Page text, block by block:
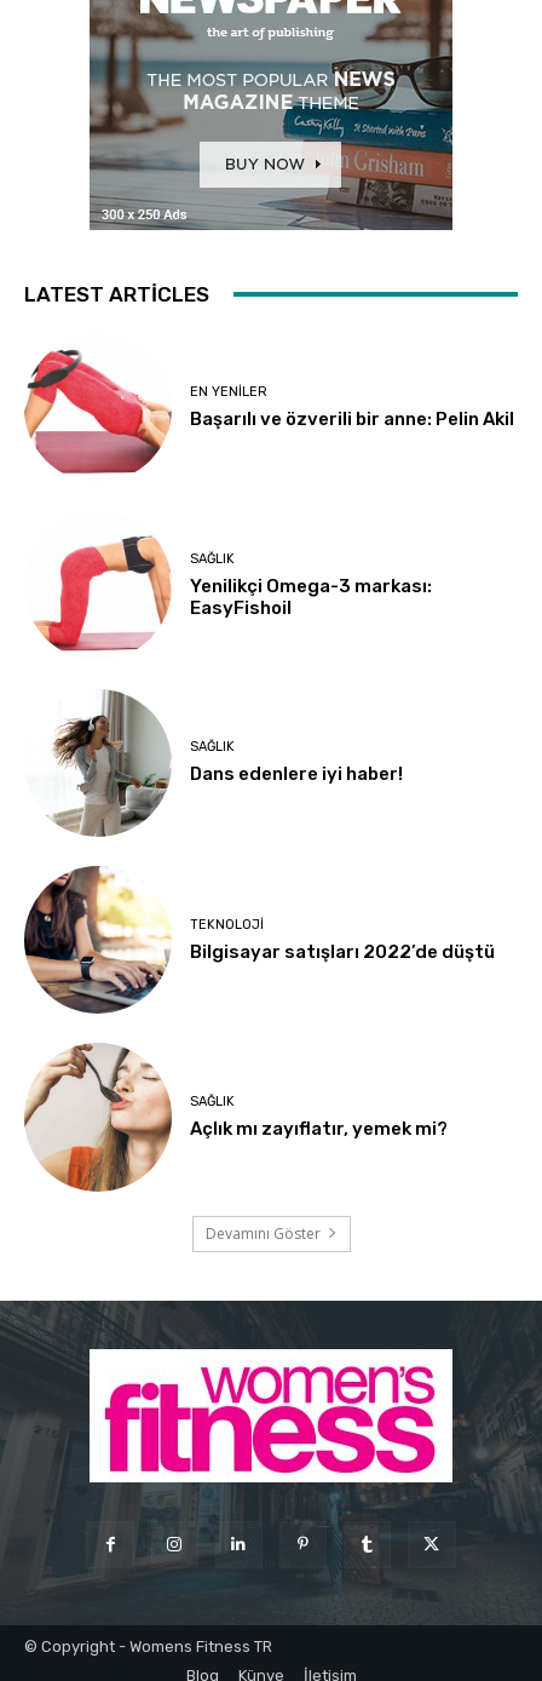
LATEST ARTICLES
EN YENILER
Başarılı ve özverili bir anne: Pelin Akil
SAĞLIK
Yenilikçi Omega-3 markası:
EasyFishoil
SAĞLIK
Dans edenlere iyi haber!
TEKNOLOJI
Bilgisayar satışları 2022’de düştü
SAĞLIK
Açlık mı zayıflatır, yemek mi?
Devamını Göster
© Copyright - Womens Fitness TR
Blog
Künye İletişim